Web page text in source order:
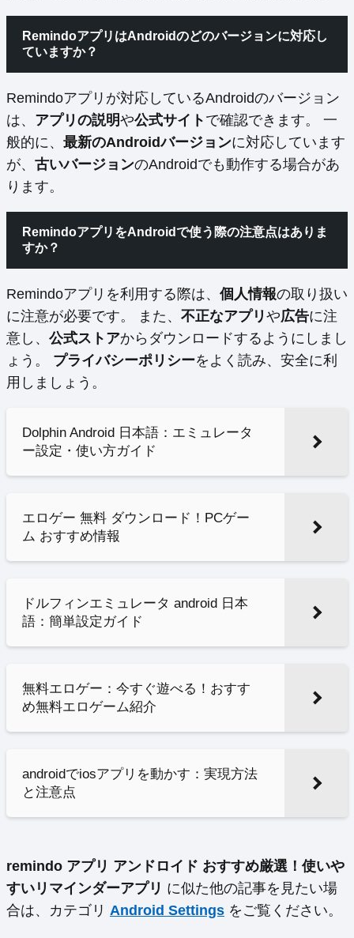
RemindoアプリはAndroidのどのバージョンに対応し
ていますか？
Remindoアプリが対応しているAndroidのバージョン
は、 アプリの説明や公式サイト で確認できます。 一
般的に、 最新のAndroidバージョンに対応しています
が、 古いバージョンのAndroidでも動作する場合があ
ります。
RemindoアプリをAndroidで使う際の注意点はありま
すか？
Remindoアプリを利用する際は、 個人情報の取り扱い
に注意が必要です。 また、 不正なアプリ や広告に注
意し、 公式ストアからダウンロードするようにしまし
ょう。 プライバシーポリシーをよく読み、安全に利
用しましょう。
Dolphin Android 日本語：エミュレータ
ー設定・使い方ガイド
エロゲー 無料 ダウンロード！PCゲー
ム おすすめ情報
ドルフィンエミュレータ android 日本
語：簡単設定ガイド
無料エロゲー：今すぐ遊べる！おすす
め無料エロゲーム紹介
androidでiosアプリを動かす：実現方法
と注意点
remindo アプリ アンドロイド おすすめ厳選！使いや
すいリマインダーアプリ に似た他の記事を見たい場
合は、カテゴリ Android Settings をご覧ください。